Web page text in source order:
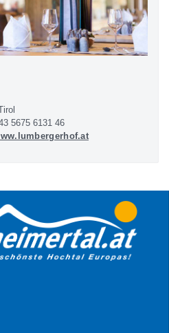
5675 6131 46